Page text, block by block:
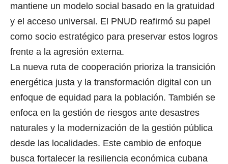
mantiene un modelo social basado en la gratuidad
y el acceso universal. El PNUD reafirmó su papel
como socio estratégico para preservar estos logros
frente a la agresión externa.
La nueva ruta de cooperación prioriza la transición
energética justa y la transformación digital con un
enfoque de equidad para la población. También se
enfoca en la gestión de riesgos ante desastres
naturales y la modernización de la gestión pública
desde las localidades. Este cambio de enfoque
busca fortalecer la resiliencia económica cubana